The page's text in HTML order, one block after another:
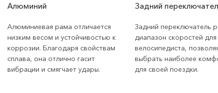
Алюминий
Алюминиевая рама отличается
низким весом и устойчивостью к
коррозии. Благодаря свойствам
сплава, она отлично гасит
вибрации и смягчает удары.
Задний
Задний переключатель
диапазон скоростей для
велосипедиста,
выбрать наиболее
для своей поездки.